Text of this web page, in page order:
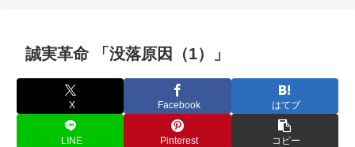
誠実革命 「没落原因（1）」
X Facebook はてブ
LINE Pinterest コピー